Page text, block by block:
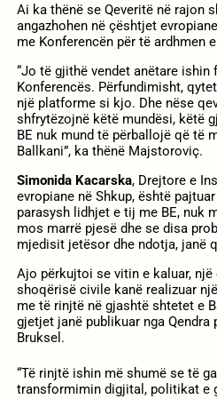
Ai ka thënë se Qeveritë në rajon
angazhohen në çështjet
me Konferencën për të ardhmen
“Jo të gjithë vendet anëtare
Konferencës. Përfundimisht,
një platforme si kjo. Dhe nëse
shfrytëzojnë këtë mundësi, këtë
BE nuk mund të përballojë që të
Ballkani”, ka thënë Majstoroviç.
Simonida Kacarska, Drejtore e
evropiane në Shkup, është
parasysh lidhjet e tij me BE, nuk
mos marrë pjesë dhe se disa
mjedisit jetësor dhe ndotja, janë
Ajo përkujtoi se vitin e kaluar, një
shoqërisë civile kanë realizuar
me të rinjtë në gjashtë shtetet e
gjetjet janë publikuar nga
Bruksel.
“Të rinjtë ishin më shumë se të
transformimin digjital, politikat e